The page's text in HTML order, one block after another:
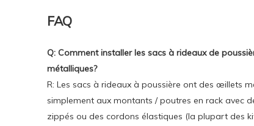
FAQ
Q: Comment installer les sacs à rideaux de
métalliques?
R: Les sacs à rideaux à poussière ont des œillets
simplement aux montants / poutres en rack avec
zippés ou des cordons élastiques (la plupart des